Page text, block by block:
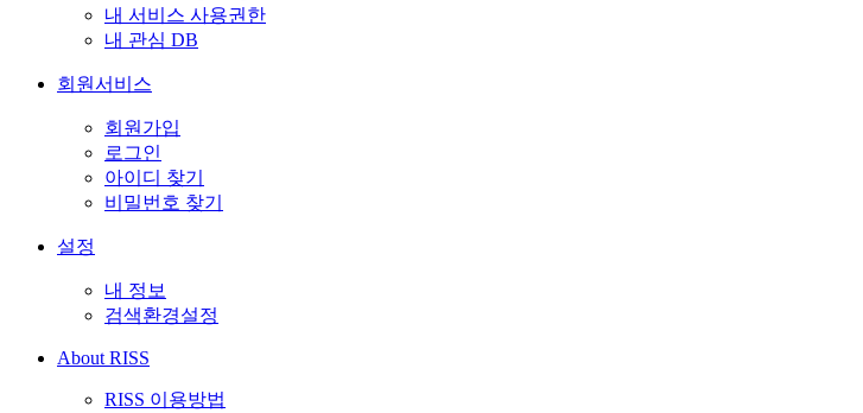
내 서비스 사용권한
내 관심 DB
회원서비스
회원가입
로그인
아이디 찾기
비밀번호 찾기
설정
내 정보
검색환경설정
About RISS
RISS 이용방법